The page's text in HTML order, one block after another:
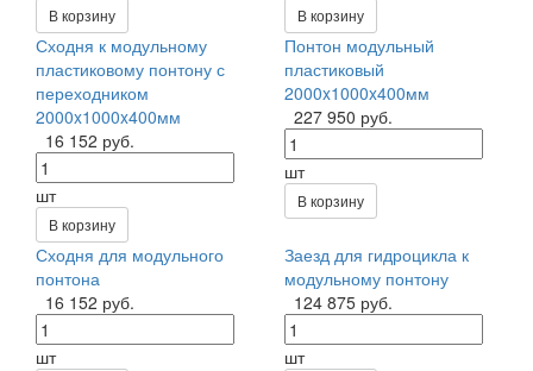
В корзину В корзину
Сходня к модульному
пластиковому понтону с
переходником
2000x1000x400мм
16 152 руб.
шт
В корзину
Понтон модульный
пластиковый
2000x1000x400мм
227 950 руб.
шт
В корзину
Сходня для модульного
понтона
16 152 руб.
шт
Заезд для гидроцикла к
модульному понтону
124 875 руб.
шт